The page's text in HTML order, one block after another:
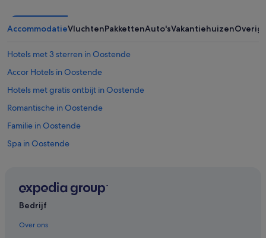
AccommodatieVluchtenPakkettenAuto'sVakantiehuizenOverig
Hotels met 3 sterren in Oostende
Accor Hotels in Oostende
Hotels met gratis ontbijt in Oostende
Romantische in Oostende
Familie in Oostende
Spa in Oostende
Hotels met 4 sterren in Oostende
Bedrijf
Over ons